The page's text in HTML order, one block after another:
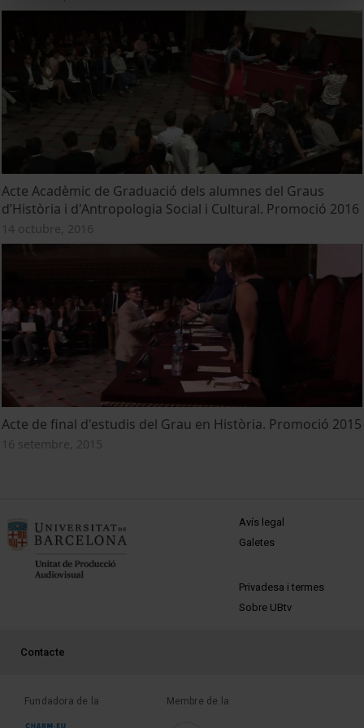
Acte Acadèmic de Graduació dels alumnes del Graus
d’Història i d'Antropologia Social i Cultural. Promoció 2016
14 octubre, 2016
Acte de final d'estudis del Grau en Història. Promoció 2015
16 setembre, 2015
MENÚ PEU 1
Avís legal
Galetes
PEU 2
Privadesa i termes
Sobre UBtv
PEU 3
Contacte
Fundadora de la Membre de la